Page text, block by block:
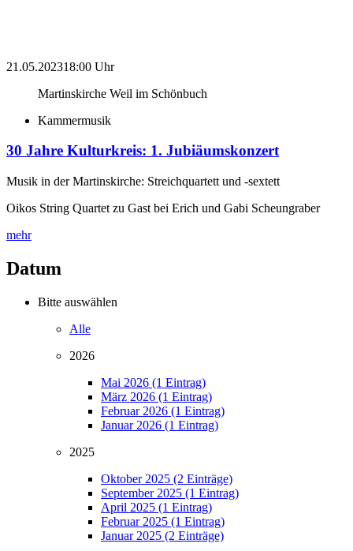
21.05.202318:00 Uhr
Martinskirche Weil im Schönbuch
Kammermusik
30 Jahre Kulturkreis: 1. Jubiäumskonzert
Musik in der Martinskirche: Streichquartett und -sextett
Oikos String Quartet zu Gast bei Erich und Gabi Scheungraber
mehr
Datum
Bitte auswählen
Alle
2026
Mai 2026 (1 Eintrag)
März 2026 (1 Eintrag)
Februar 2026 (1 Eintrag)
Januar 2026 (1 Eintrag)
2025
Oktober 2025 (2 Einträge)
September 2025 (1 Eintrag)
April 2025 (1 Eintrag)
Februar 2025 (1 Eintrag)
Januar 2025 (2 Einträge)